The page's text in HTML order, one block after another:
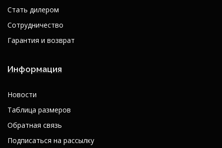
Стать дилером
Сотрудничество
Гарантия и возврат
Информация
Новости
Таблица размеров
Обратная связь
Подписаться на рассылку